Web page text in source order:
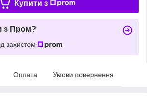
Купити з
з Пром?
захистом
Оплата Умови повернення